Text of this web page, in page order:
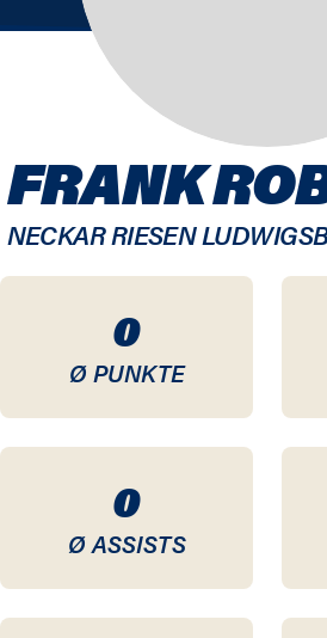
0
Ø PUNKTE
0
Ø ASSISTS
FRANK
NECKAR RIESEN